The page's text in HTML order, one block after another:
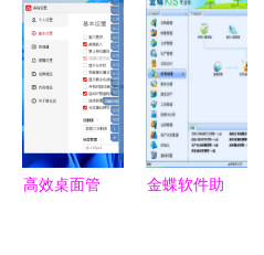
从原理到实
践的整理指
慧进销存解
决方案
高效桌面管
金蝶软件助